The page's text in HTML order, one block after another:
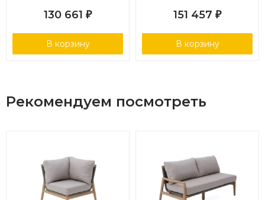
темно-серый круглый,
ткань темно-серая 027
130 661 ₽
В корзину
151 457 ₽
В корзину
Рекомендуем посмотреть